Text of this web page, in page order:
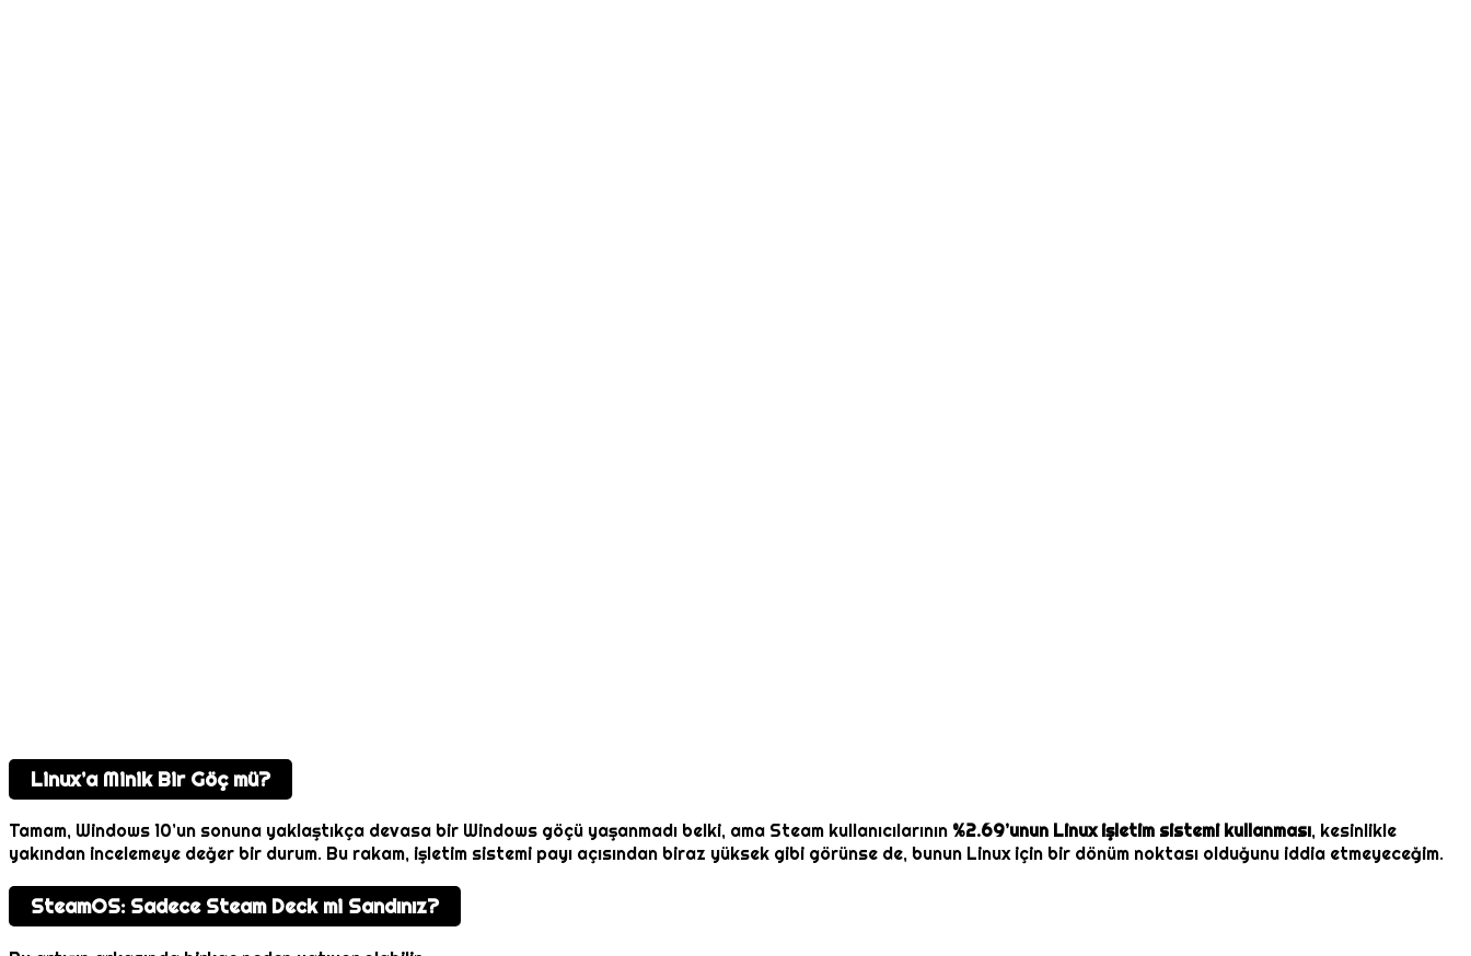
Linux’a Minik Bir Göç mü?
Tamam, Windows 10’un sonuna yaklaştıkça devasa bir Windows göçü yaşanmadı belki, ama Steam kullanıcılarının %2.69’unun Linux işletim sistemi kullanması, kesinlikle
yakından incelemeye değer bir durum. Bu rakam, işletim sistemi payı açısından biraz yüksek gibi görünse de, bunun Linux için bir dönüm noktası olduğunu iddia etmeyeceğim.
SteamOS: Sadece Steam Deck mi Sandınız?